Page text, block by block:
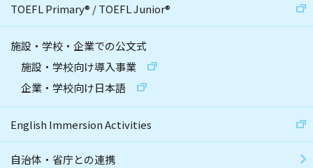
TOEFL Primary® /TOEFL Junior®
施設・学校・企業での公文式
施設・学校向け導入事業
企業・学校向け日本語
English Immersion Activities
自治体・省庁との連携